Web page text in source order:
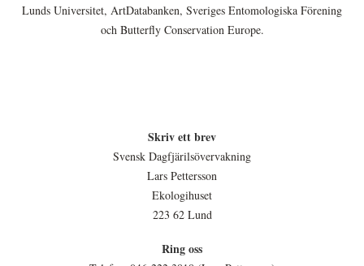
Lunds Universitet, ArtDatabanken, Sveriges Entomologiska Förening
och Butterfly Conservation Europe.
Skriv ett brev
Svensk Dagfjärilsövervakning
Lars Pettersson
Ekologihuset
223 62 Lund
Ring oss